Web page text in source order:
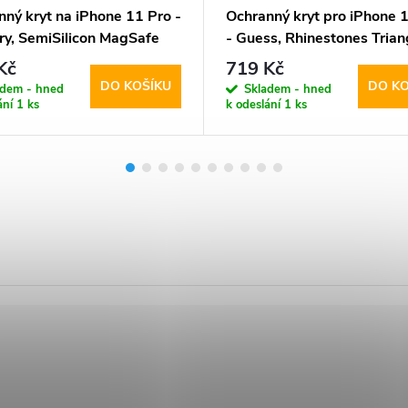
kryt na iPhone 11 Pro -
SemiSilicon MagSafe
- hned
1 ks
DO KOŠÍKU
Ochranný kryt pro iPhone
- Guess, Rhinestones
Metal Logo Gold
719 Kč
Skladem - hned
k odeslání 1 ks
DO